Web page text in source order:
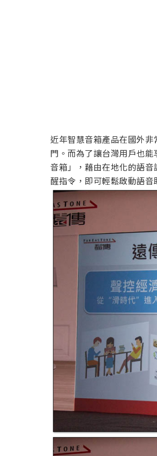
近年智慧音箱產品在國外
門。而為了讓台灣用戶也
音箱」，藉由在地化的語
醒指令，即可輕鬆啟動語音